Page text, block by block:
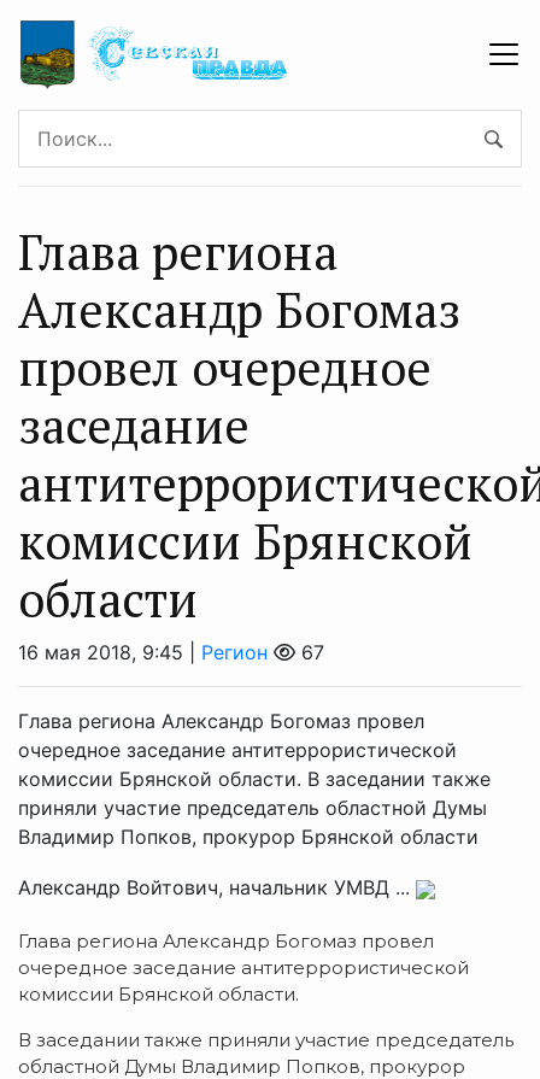
Глава региона
Александр Богомаз
провел очередное
заседание
комиссии Брянской
области
16 мая 2018, 9:45 | Регион 67
Глава региона Александр Богомаз провел
очередное заседание антитеррористической
комиссии Брянской области. В заседании также
приняли участие председатель областной Думы
Владимир Попков, прокурор Брянской области
Александр Войтович, начальник УМВД ...
Глава региона Александр Богомаз провел
очередное заседание антитеррористической
комиссии Брянской области.
В заседании также приняли участие председатель
областной Думы Владимир Попков, прокурор